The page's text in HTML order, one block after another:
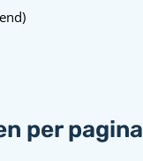
per pagina